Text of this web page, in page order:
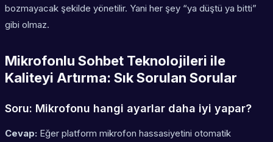
bozmayacak şekilde yönetilir. Yani her şey “ya düştü ya bitti”
gibi olmaz.
Mikrofonlu Sohbet Teknolojileri ile
Kaliteyi Artırma: Sık Sorulan Sorular
Soru: Mikrofonu hangi ayarlar daha iyi yapar?
Cevap: Eğer platform mikrofon hassasiyetini otomatik